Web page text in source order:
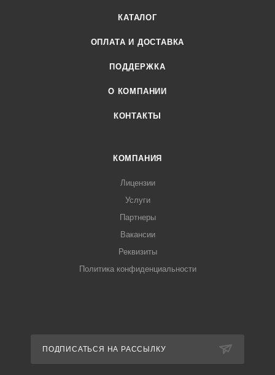
КАТАЛОГ
ОПЛАТА И ДОСТАВКА
ПОДДЕРЖКА
О КОМПАНИИ
КОНТАКТЫ
КОМПАНИЯ
Лицензии
Услуги
Партнеры
Вакансии
Реквизиты
Политика конфиденциальности
ПОДПИСАТЬСЯ НА РАССЫЛКУ